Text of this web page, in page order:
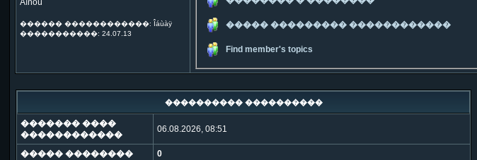
Ãîñòü
������ ������������: Îáùàÿ
�����������: 24.07.13
����� ��������� ������������
Find member's topics
���������� ����������
������� ����
������������
06.08.2026, 08:51
����� ��������
0